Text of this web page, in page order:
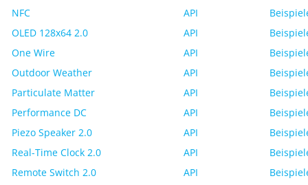
NFC
API
OLED 128x64 2.0
API
One Wire
API
Outdoor Weather
API
Particulate Matter
API
Performance DC
API
Piezo Speaker 2.0
API
Real-Time Clock 2.0
API
Remote Switch 2.0
API